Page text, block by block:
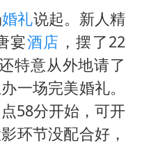
婚礼说起。新人精
宴酒店 ，摆了22
特意从外地请了
一场完美婚礼。
58分开始，可开
环节没配合好，